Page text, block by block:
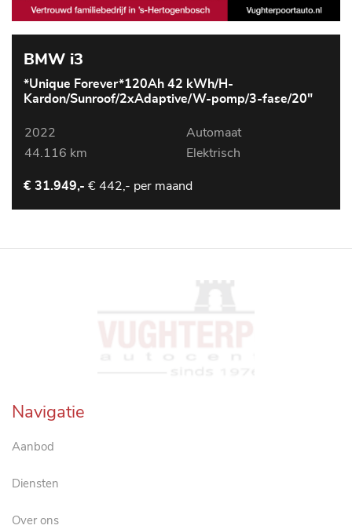
BMW i3
*Unique Forever*120Ah 42 kWh/H-
Kardon/Sunroof/2xAdaptive/W-pomp/3-fase/20"
2022
Automaat
44.116 km
Elektrisch
€ 31.949,- € 442,- per maand
Navigatie
Aanbod
Diensten
Over ons